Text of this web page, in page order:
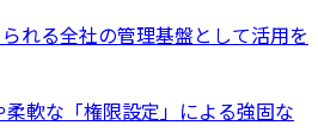
れる全社の管理基盤として活用を
柔軟な「権限設定」による強固な